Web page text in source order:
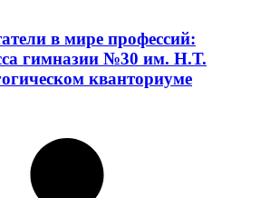
в мире профессий:
гимназии №30 им. Н.Т.
кванториуме